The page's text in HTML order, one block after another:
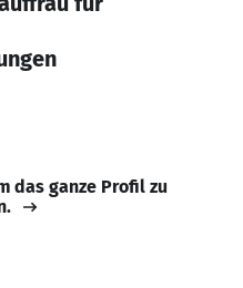
das ganze Profil zu